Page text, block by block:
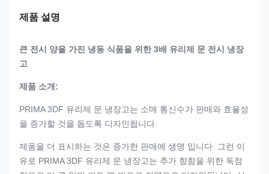
제품 설명
큰 전시 양을 가진 냉동 식품을 위한 3배 유리제 문 전시 냉장
고
제품 소개:
PRIMA 3DF 유리제 문 냉장고는 소매 통신수가 판매와 효율성
을 증가할 것을 돕도록 디자인됩니다.
제품을 더 표시하는 것은 증가한 판매에 생명 입니다. 그런 이
유로 PRIMA 3DF 유리제 문 냉장고는 추가 향함을 위한 독점